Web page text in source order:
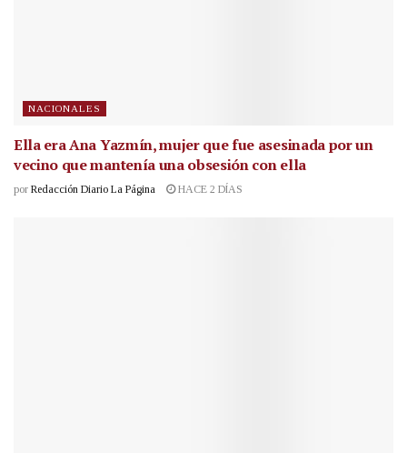
NACIONALES
Ella era Ana Yazmín, mujer que fue asesinada por un
vecino que mantenía una obsesión con ella
por Redacción Diario La Página HACE 2 DÍAS